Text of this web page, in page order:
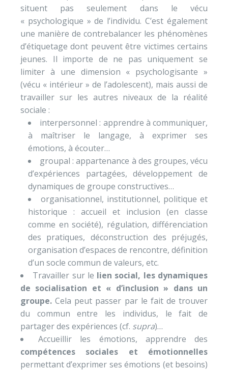
situent pas seulement dans le vécu
« psychologique » de l’individu. C’est également
une manière de contrebalancer les phénomènes
d’étiquetage dont peuvent être victimes certains
jeunes. Il importe de ne pas uniquement se
limiter à une dimension « psychologisante »
(vécu « intérieur » de l’adolescent), mais aussi de
travailler sur les autres niveaux de la réalité
sociale :
interpersonnel : apprendre à communiquer,
à maîtriser le langage, à exprimer ses
émotions, à écouter…
groupal : appartenance à des groupes, vécu
d’expériences partagées, développement de
dynamiques de groupe constructives…
organisationnel, institutionnel, politique et
historique : accueil et inclusion (en classe
comme en société), régulation, différenciation
des pratiques, déconstruction des préjugés,
organisation d’espaces de rencontre, définition
d’un socle commun de valeurs, etc.
Travailler sur le lien social, les dynamiques
de socialisation et « d’inclusion » dans un
groupe.Cela peut passer par le fait de trouver
du commun entre les individus, le fait de
partager des expériences (cf. supra)…
Accueillir les émotions, apprendre des
compétences sociales et émotionnelles
permettant d’exprimer ses émotions (et besoins)